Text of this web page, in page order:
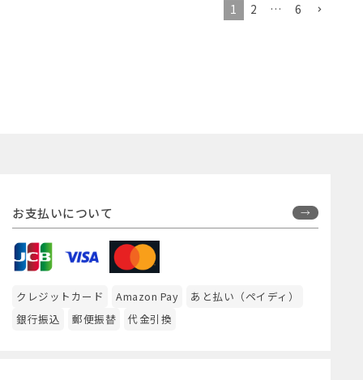
1 2 … 6
お支払いについて
クレジットカード Amazon Pay
あと払い（ペイディ）
銀行振込
郵便振替 代金引換